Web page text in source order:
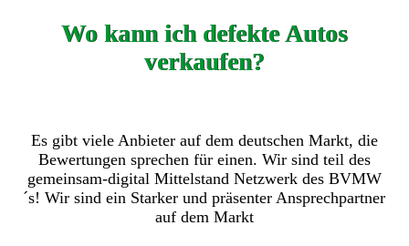
Wo kann ich defekte Autos
verkaufen?
Es gibt viele Anbieter auf dem deutschen Markt, die
Bewertungen sprechen für einen. Wir sind teil des
gemeinsam-digital Mittelstand Netzwerk des BVMW
´s! Wir sind ein Starker und präsenter Ansprechpartner
auf dem Markt